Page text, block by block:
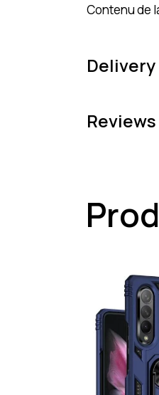
Contenu de